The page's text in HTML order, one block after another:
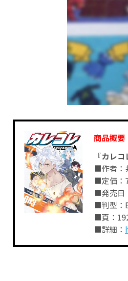
商品概要
『カレコ
■作者：
■定価：
■発売日
■判型：
■頁：
■詳細：